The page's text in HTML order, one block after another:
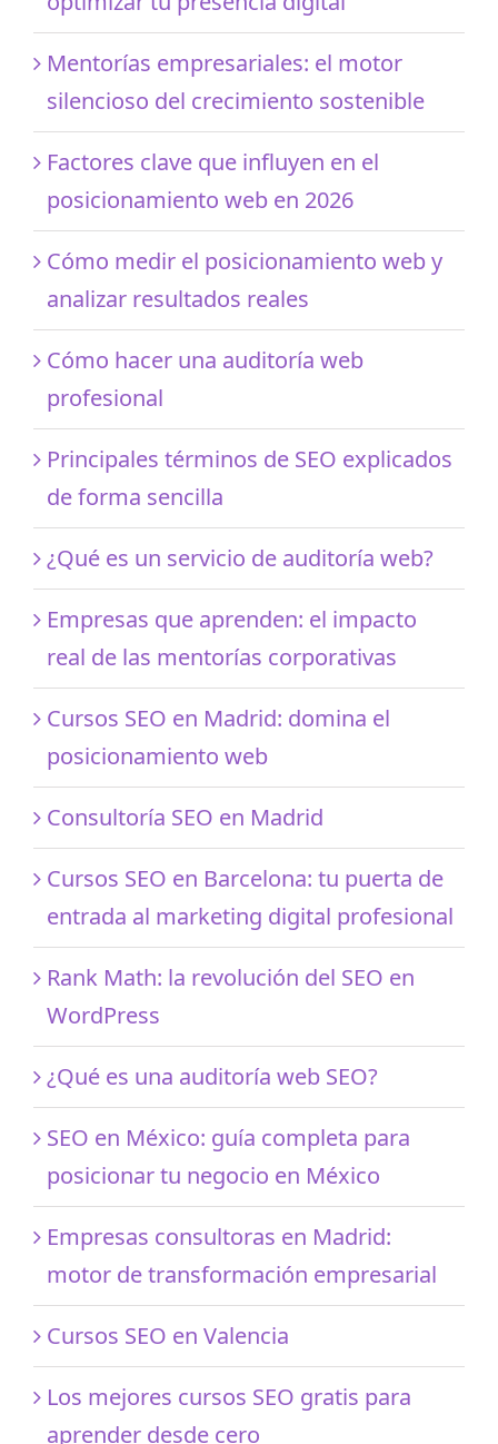
Mentorías empresariales: el motor
silencioso del crecimiento sostenible
Factores clave que influyen en el
posicionamiento web en 2026
Cómo medir el posicionamiento web y
analizar resultados reales
Cómo hacer una auditoría web
profesional
Principales términos de SEO explicados
de forma sencilla
¿Qué es un servicio de auditoría web?
Empresas que aprenden: el impacto
real de las mentorías corporativas
Cursos SEO en Madrid: domina el
posicionamiento web
Consultoría SEO en Madrid
Cursos SEO en Barcelona: tu puerta de
entrada al marketing digital profesional
Rank Math: la revolución del SEO en
WordPress
¿Qué es una auditoría web SEO?
SEO en México: guía completa para
posicionar tu negocio en México
Empresas consultoras en Madrid:
motor de transformación empresarial
Cursos SEO en Valencia
Los mejores cursos SEO gratis para
aprender desde cero